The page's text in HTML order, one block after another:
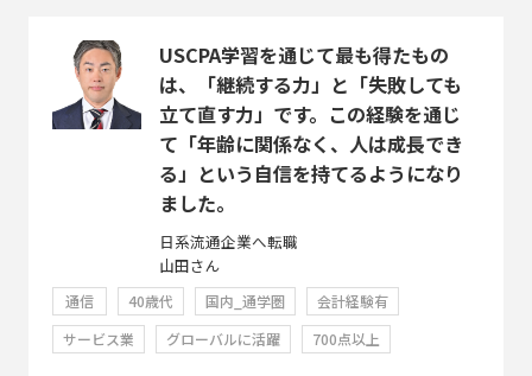
USCPA学習を通じて最も得たもの
は、「継続する力」と「失敗しても
立て直す力」です。この経験を通じ
て「年齢に関係なく、人は成長でき
る」という自信を持てるようになり
ました。
日系流通企業へ転職
山田さん
通信 40歳代 国内_通学圏
会計経験有
サービス業
グローバルに活躍 700点以上